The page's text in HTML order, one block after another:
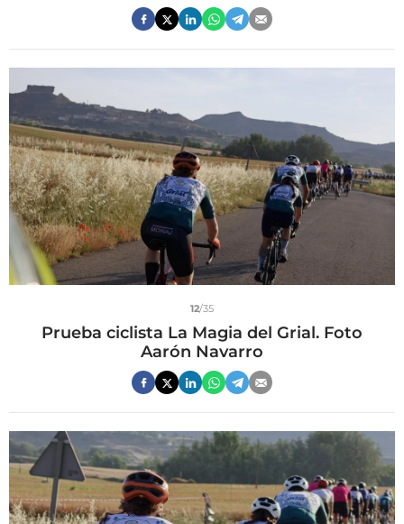
12/35
Prueba ciclista La Magia del Grial. Foto
Aarón Navarro